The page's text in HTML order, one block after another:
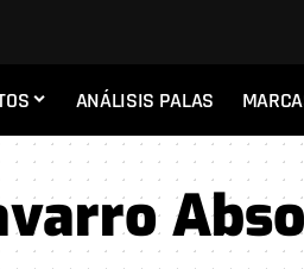
ANÁLISIS PALAS